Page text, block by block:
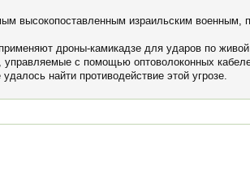
высокопоставленным израильским военным,
дроны-камикадзе для ударов по
с помощью оптоволоконных
найти противодействие этой угрозе.